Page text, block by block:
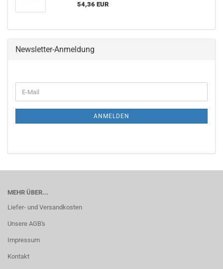
54,36 EUR
Newsletter-Anmeldung
ZUR
E-
Mail
ANMELDEN
MEHR ÜBER...
Liefer- und Versandkosten
Unsere AGB's
Impressum
Kontakt